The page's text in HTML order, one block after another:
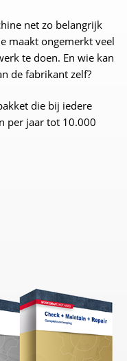
net zo belangrijk
maakt ongemerkt veel
te doen. En wie kan
de fabrikant zelf?
die bij iedere
per jaar tot 10.000